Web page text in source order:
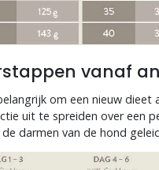
vanaf
om een nieuw dieet
uit te spreiden over een
de darmen van de hond